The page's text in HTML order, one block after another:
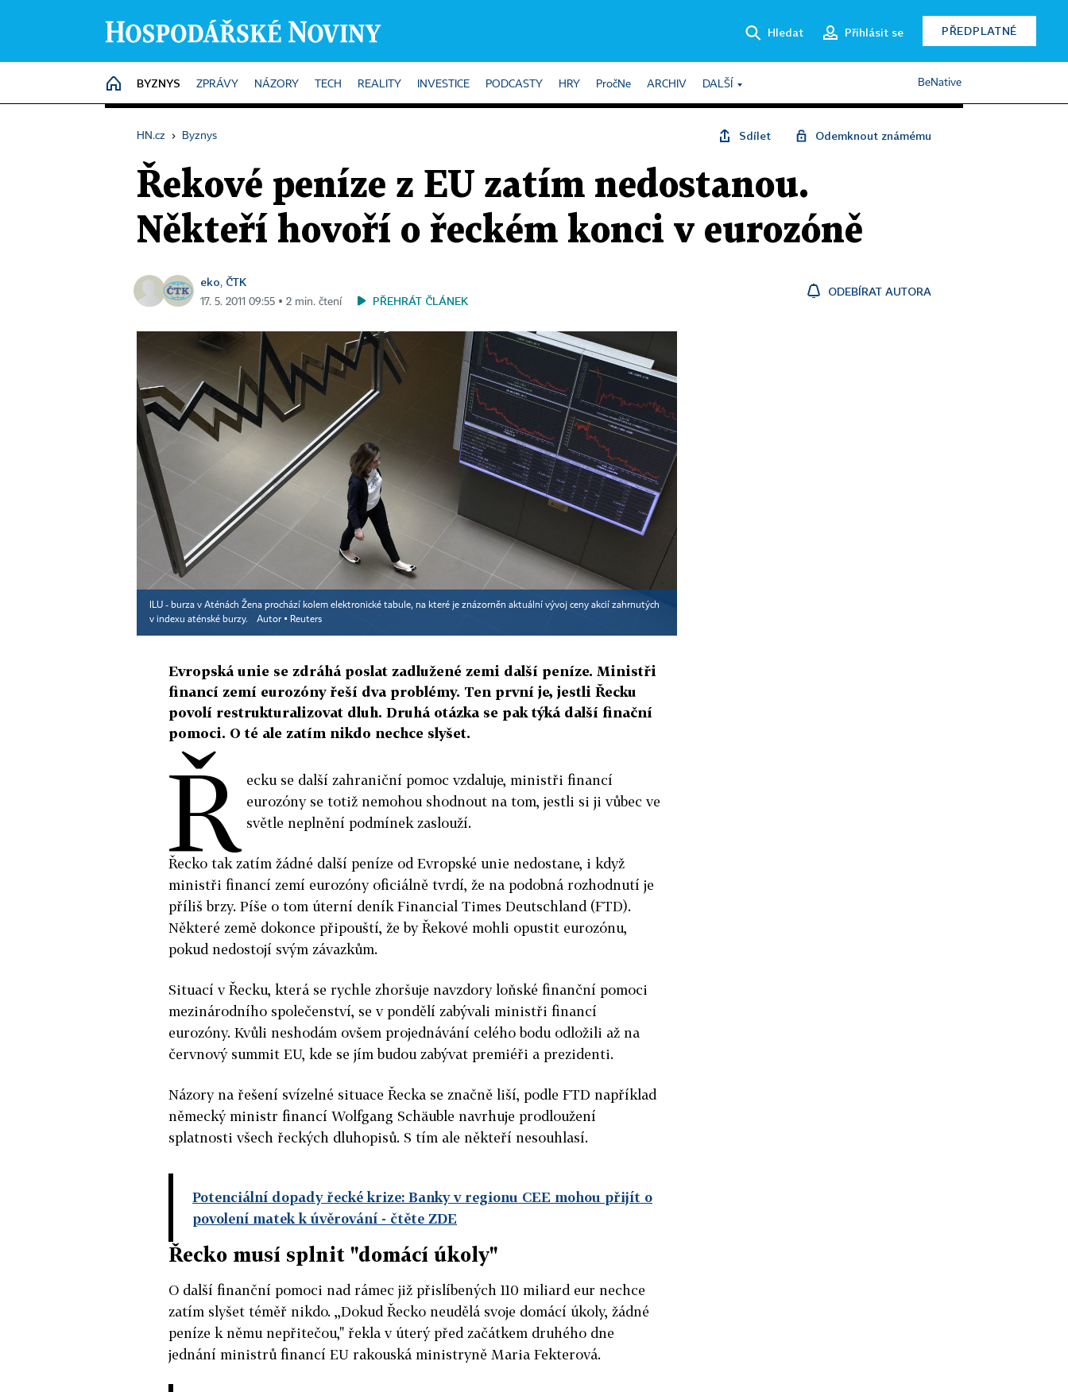
Hledat Přihlásit se PŘEDPLATNÉ
HOME
BYZNYS ZPRÁVY NÁZORY TECH REALITY INVESTICE PODCASTY HRY PročNe ARCHIV DALŠÍ BeNative
HN.cz › Byznys Sdílet Odemknout známému
Řekové peníze z EU zatím nedostanou.
Někteří hovoří o řeckém konci v eurozóně
eko, ČTK
17. 5. 2011 09:55 ▪ 2 min. čtení PŘEHRÁT ČLÁNEK
ODEBÍRAT AUTORA
ILU - burza v Aténách Žena prochází kolem elektronické tabule, na které je znázorněn aktuální vývoj ceny akcií zahrnutých
v indexu aténské burzy.
Autor ▪ Reuters
Evropská unie se zdráhá poslat zadlužené zemi další peníze. Ministři
financí zemí eurozóny řeší dva problémy. Ten první je, jestli Řecku
povolí restrukturalizovat dluh. Druhá otázka se pak týká další finační
pomoci. O té ale zatím nikdo nechce slyšet.
Ř ecku se další zahraniční pomoc vzdaluje, ministři financí
eurozóny se totiž nemohou shodnout na tom, jestli si ji vůbec ve
světle neplnění podmínek zaslouží.
Řecko tak zatím žádné další peníze od Evropské unie nedostane, i když
ministři financí zemí eurozóny oficiálně tvrdí, že na podobná rozhodnutí je
příliš brzy. Píše o tom úterní deník Financial Times Deutschland (FTD).
Některé země dokonce připouští, že by Řekové mohli opustit eurozónu,
pokud nedostojí svým závazkům.
Situací v Řecku, která se rychle zhoršuje navzdory loňské finanční pomoci
mezinárodního společenství, se v pondělí zabývali ministři financí
eurozóny. Kvůli neshodám ovšem projednávání celého bodu odložili až na
červnový summit EU, kde se jím budou zabývat premiéři a prezidenti.
Názory na řešení svízelné situace Řecka se značně liší, podle FTD například
německý ministr financí Wolfgang Schäuble navrhuje prodloužení
splatnosti všech řeckých dluhopisů. S tím ale někteří nesouhlasí.
Potenciální dopady řecké krize: Banky v regionu CEE mohou přijít o
povolení matek k úvěrování - čtěte ZDE
Řecko musí splnit "domácí úkoly"
O další finanční pomoci nad rámec již přislíbených 110 miliard eur nechce
zatím slyšet téměř nikdo. ,,Dokud Řecko neudělá svoje domácí úkoly, žádné
peníze k němu nepřitečou," řekla v úterý před začátkem druhého dne
jednání ministrů financí EU rakouská ministryně Maria Fekterová.